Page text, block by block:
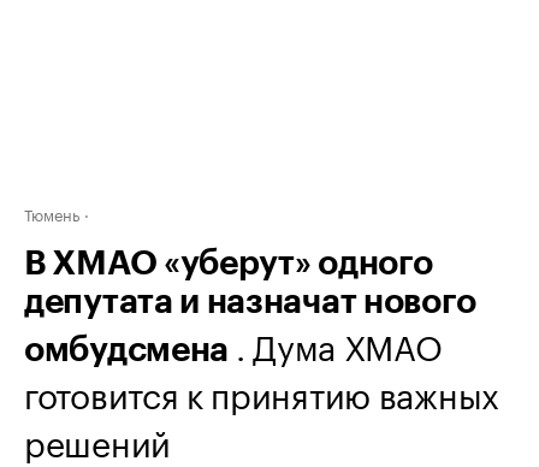
Тюмень
В ХМАО «уберут» одного
депутата и назначат нового
омбудсмена . Дума ХМАО
готовится к принятию важных
решений